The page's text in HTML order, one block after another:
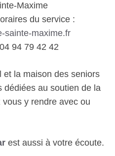
Maxime
du service :
sainte-maxime.fr
94 79 42 42
et la maison des seniors
dédiées au soutien de la
y rendre avec ou
est aussi à votre écoute.